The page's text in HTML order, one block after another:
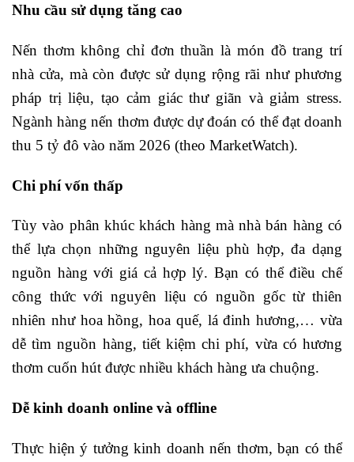
Nhu cầu sử dụng tăng cao
Nến thơm không chỉ đơn thuần là món đồ trang trí
nhà cửa, mà còn được sử dụng rộng rãi như phương
pháp trị liệu, tạo cảm giác thư giãn và giảm stress.
Ngành hàng nến thơm được dự đoán có thể đạt doanh
thu 5 tỷ đô vào năm 2026 (theo MarketWatch).
Chi phí vốn thấp
Tùy vào phân khúc khách hàng mà nhà bán hàng có
thể lựa chọn những nguyên liệu phù hợp, đa dạng
nguồn hàng với giá cả hợp lý. Bạn có thể điều chế
công thức với nguyên liệu có nguồn gốc từ thiên
nhiên như hoa hồng, hoa quế, lá đinh hương,… vừa
dễ tìm nguồn hàng, tiết kiệm chi phí, vừa có hương
thơm cuốn hút được nhiều khách hàng ưa chuộng.
Dễ kinh doanh online và offline
Thực hiện ý tưởng kinh doanh nến thơm, bạn có thể